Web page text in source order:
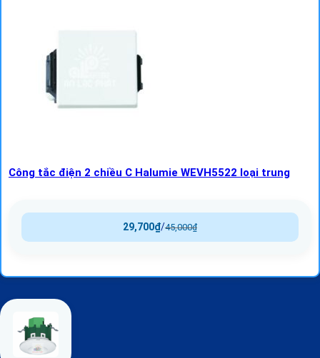
Công tắc điện 2 chiều C Halumie WEVH5522 loại trung
45,000₫
/
29,700₫